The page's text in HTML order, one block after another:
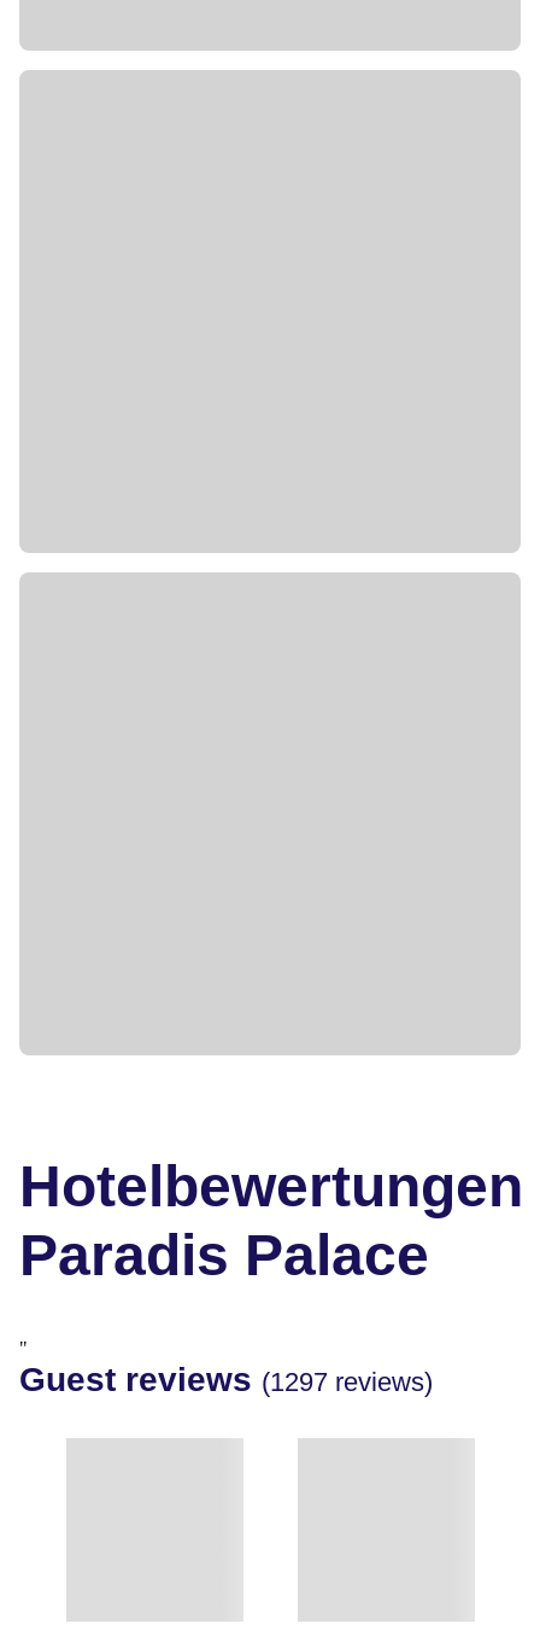
Hotelbewertungen
Paradis Palace
"
Guest reviews (1297 reviews)